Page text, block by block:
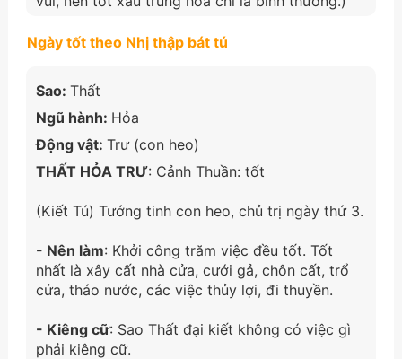
Ngày tốt theo Nhị thập bát tú
Sao: Thất
Ngũ hành: Hỏa
Động vật: Trư (con heo)
THẤT HỎA TRƯ: Cảnh Thuần: tốt
(Kiết Tú) Tướng tinh con heo, chủ trị ngày thứ 3.
- Nên làm: Khởi công trăm việc đều tốt. Tốt
nhất là xây cất nhà cửa, cưới gả, chôn cất, trổ
cửa, tháo nước, các việc thủy lợi, đi thuyền.
- Kiêng cữ: Sao Thất đại kiết không có việc gì
phải kiêng cữ.